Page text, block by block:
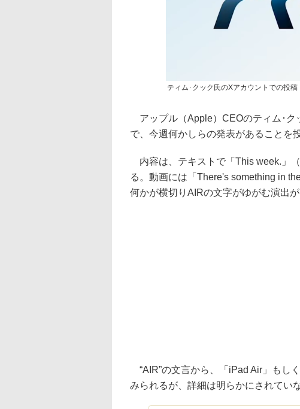
ティム･クック氏のXアカウントでの投稿
アップル（Apple）CEOのティム･ク
で、今週何かしらの発表があることを
内容は、テキストで「This week.」
る。動画には「There's something in
何かが横切りAIRの文字がゆがむ演出が
“AIR”の文言から、「iPad Air」もし
みられるが、詳細は明らかにされていな